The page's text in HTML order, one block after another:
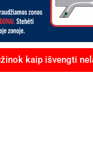
kaip išvengti